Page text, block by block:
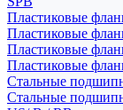
Пластиковые
Пластиковые
Пластиковые
Пластиковые
Стальные
Стальные